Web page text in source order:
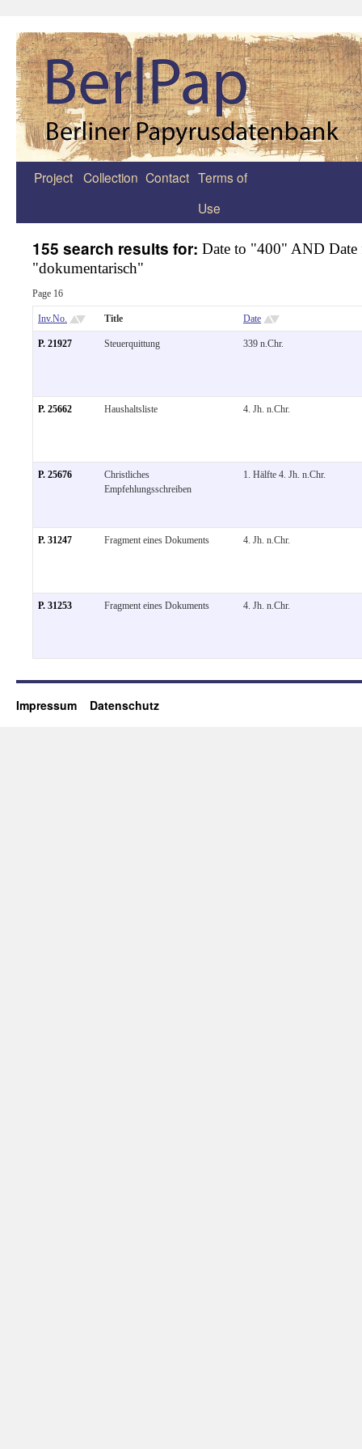
Zum
Project Collection Contact Terms of
Use
155 search results for: Date to "400" AND
"dokumentarisch"
Page 16
Inv.No. Title Date
P. 21927 Steuerquittung 339 n.Chr.
P. 25662 Haushaltsliste 4. Jh. n.Chr.
P. 25676
Christliches
Empfehlungsschreiben
1. Hälfte 4. Jh. n.Chr.
P. 31247 Fragment eines Dokuments 4. Jh. n.Chr.
P. 31253 Fragment eines Dokuments 4. Jh. n.Chr.
Impressum Datenschutz